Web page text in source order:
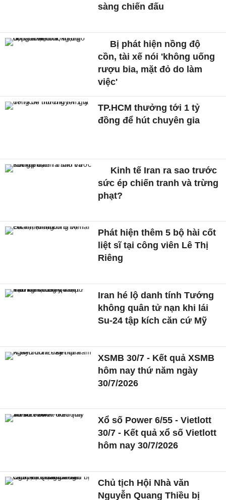
sàng chiến đấu
Bị phát hiện nồng độ
cồn, tài xế nói 'không uống
rượu bia, mặt đỏ do làm
việc'
TP.HCM thưởng tới 1 tỷ
đồng để hút chuyên gia
Kinh tế Iran ra sao trước
sức ép chiến tranh và trừng
phạt?
Phát hiện thêm 5 bộ hài cốt
liệt sĩ tại công viên Lê Thị
Riêng
Iran hé lộ danh tính Tướng
không quân tử nạn khi lái
Su-24 tập kích căn cứ Mỹ
XSMB 30/7 - Kết quả XSMB
hôm nay thứ năm ngày
30/7/2026
Xổ số Power 6/55 - Vietlott
30/7 - Kết quả xổ số Vietlott
hôm nay 30/7/2026
Chủ tịch Hội Nhà văn
Nguyễn Quang Thiều bị